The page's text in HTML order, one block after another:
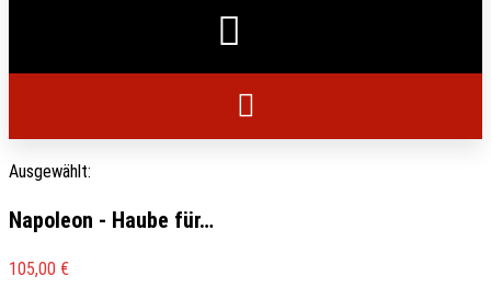
Ausgewählt:
Napoleon - Haube für…
105,00 €